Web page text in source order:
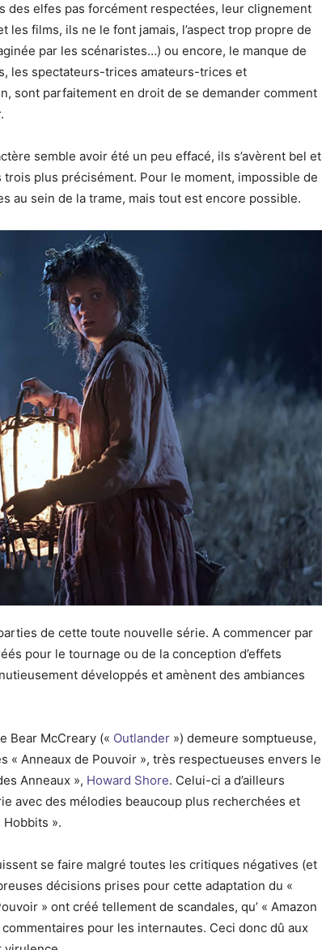
des elfes pas forcément respectées, leur clignement
les films, ils ne le font jamais, l’aspect trop propre de
par les scénaristes…) ou encore, le manque de
les spectateurs-trices amateurs-trices et
sont parfaitement en droit de se demander comment
semble avoir été un peu effacé, ils s’avèrent bel et
trois plus précisément. Pour le moment, impossible de
au sein de la trame, mais tout est encore possible.
de cette toute nouvelle série. A commencer par
pour le tournage ou de la conception d’effets
développés et amènent des ambiances
Bear McCreary (« Outlander ») demeure somptueuse,
« Anneaux de Pouvoir », très respectueuses envers le
Anneaux », Howard Shore. Celui-ci a d’ailleurs
avec des mélodies beaucoup plus recherchées et
».
se faire malgré toutes les critiques négatives (et
décisions prises pour cette adaptation du «
» ont créé tellement de scandales, qu’ « Amazon
pour les internautes. Ceci donc dû aux